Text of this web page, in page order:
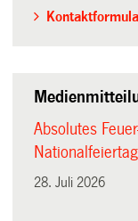
Absolutes
Nationalfeiertag
28. Juli 2026